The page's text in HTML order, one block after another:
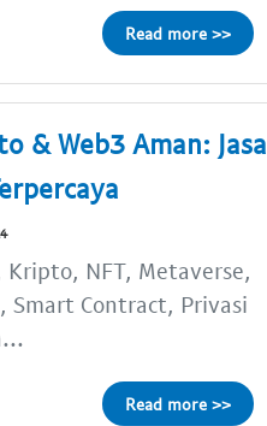
Read more >>
& Web3 Aman: Jasa
NFT, Metaverse,
Smart Contract, Privasi
Read more >>